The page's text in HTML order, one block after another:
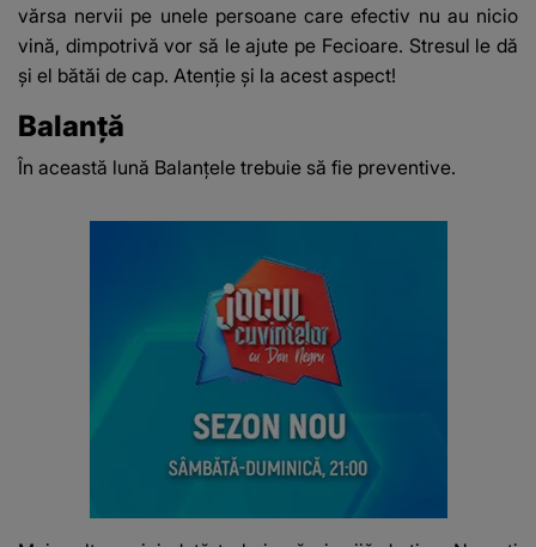
vărsa nervii pe unele persoane care efectiv nu au nicio
vină, dimpotrivă vor să le ajute pe Fecioare. Stresul le dă
și el bătăi de cap. Atenție și la acest aspect!
Balanță
În această lună Balanțele trebuie să fie preventive.